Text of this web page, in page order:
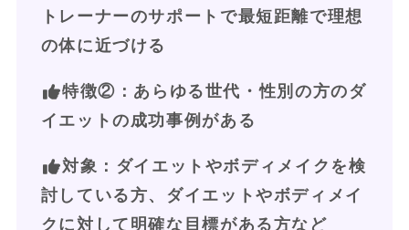
トレーナーのサポートで最短距離で理想
の体に近づける
特徴②：あらゆる世代・性別の方のダ
イエットの成功事例がある
対象：ダイエットやボディメイクを検
討している方、ダイエットやボディメイ
クに対して明確な目標がある方など